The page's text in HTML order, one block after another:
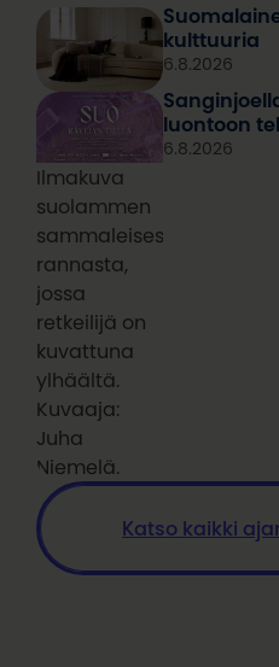
kulttuuria
6.8.2026
Ilmakuva
suolammen
sammaleisesta
rannasta,
jossa
retkeilijä on
kuvattuna
ylhäältä.
Kuvaaja:
Juha
Niemelä.
luontoon
6.8.2026
Katso kaikki